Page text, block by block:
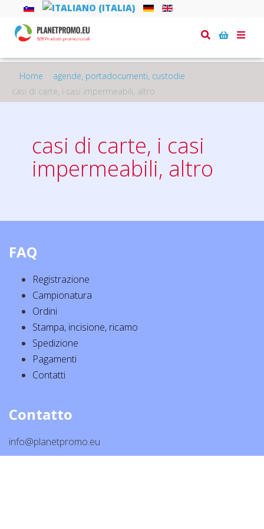
Toggle
Home
agende, portadocumenti, custodie
casi di carte, i casi impermeabili, altro
casi di carte, i casi
impermeabili, altro
FAQ
Registrazione
Campionatura
Ordini
Stampa, incisione, ricamo
Spedizione
Pagamenti
Contatti
Contatto
info@planetpromo.eu